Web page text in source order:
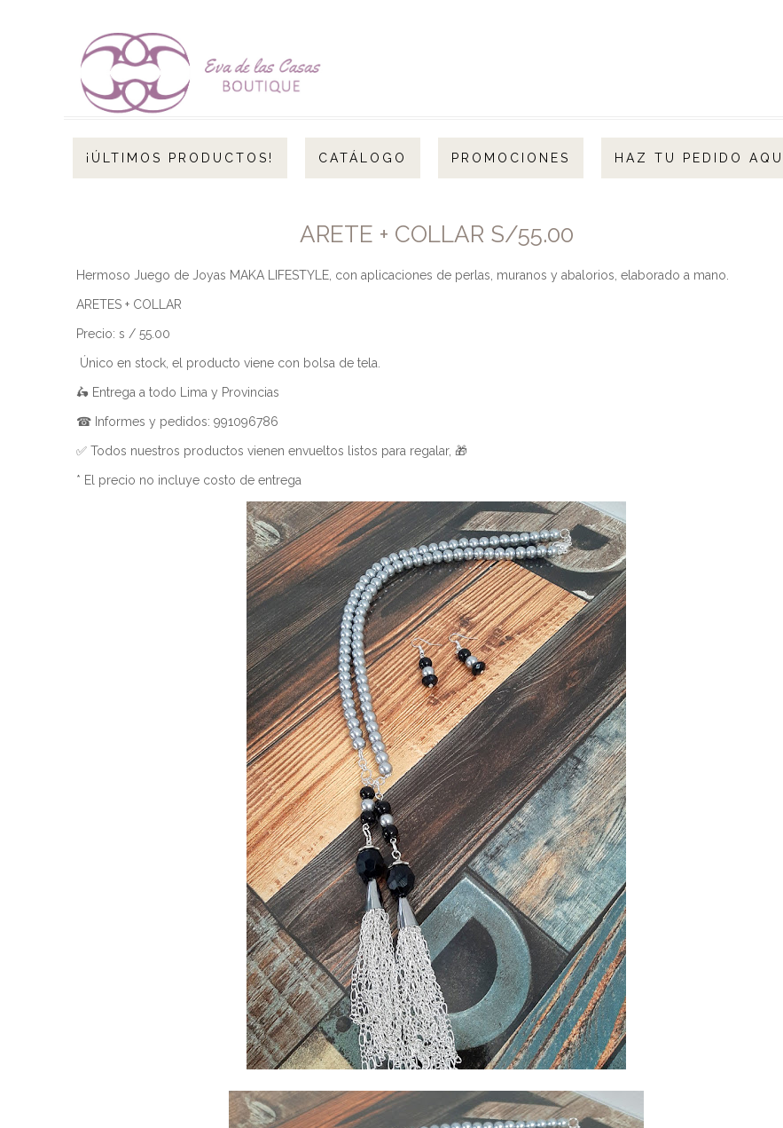
¡ÚLTIMOS PRODUCTOS! CATÁLOGO PROMOCIONES HAZ TU PEDIDO AQUÍ
ARETE + COLLAR S/55.00
Hermoso Juego de Joyas MAKA LIFESTYLE, con aplicaciones de perlas, muranos y abalorios, elaborado a mano.
ARETES + COLLAR
Precio: s / 55.00
Único en stock, el producto viene con bolsa de tela.
🛵 Entrega a todo Lima y Provincias
☎ Informes y pedidos: 991096786
✅ Todos nuestros productos vienen envueltos listos para regalar, 🎁
* El precio no incluye costo de entrega